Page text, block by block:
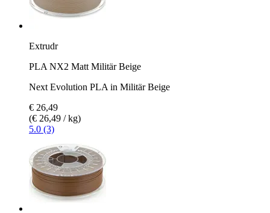
Extrudr
PLA NX2 Matt Militär Beige
Next Evolution PLA in Militär Beige
€ 26,49
(€ 26,49 / kg)
5.0 (3)